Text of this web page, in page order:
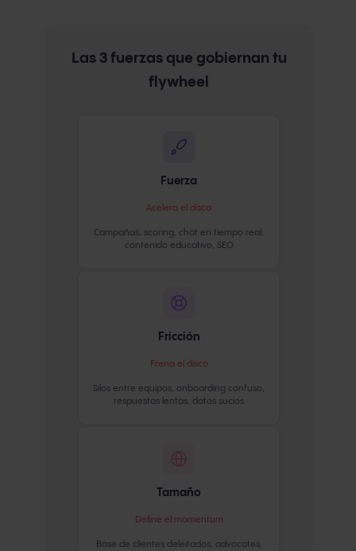
Las 3 fuerzas que gobiernan tu
flywheel
Fuerza
Acelera el disco
Campañas, scoring, chat en tiempo real,
contenido educativo, SEO
Fricción
Frena el disco
Silos entre equipos, onboarding confuso,
respuestas lentas, datos sucios
Tamaño
Define el momentum
Base de clientes deleitados, advocates,